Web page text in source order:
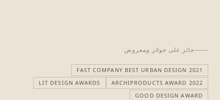
حائز على جوائز ومعروض
FAST COMPANY BEST URBAN DESIGN 2021
ARCHIPRODUCTS AWARD 2022
LIT DESIGN AWARDS
GOOD DESIGN AWARD